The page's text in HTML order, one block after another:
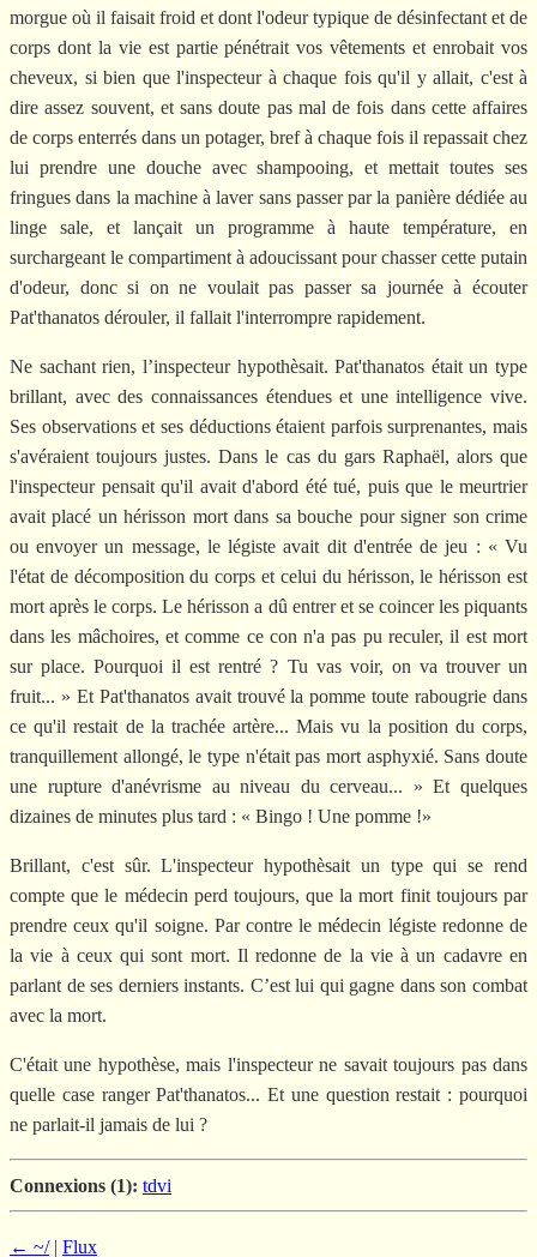
morgue où il faisait froid et dont l'odeur typique de désinfectant et de
corps dont la vie est partie pénétrait vos vêtements et enrobait vos
cheveux, si bien que l'inspecteur à chaque fois qu'il y allait, c'est à
dire assez souvent, et sans doute pas mal de fois dans cette affaires
de corps enterrés dans un potager, bref à chaque fois il repassait chez
lui prendre une douche avec shampooing, et mettait toutes ses
fringues dans la machine à laver sans passer par la panière dédiée au
linge sale, et lançait un programme à haute température, en
surchargeant le compartiment à adoucissant pour chasser cette putain
d'odeur, donc si on ne voulait pas passer sa journée à écouter
Pat'thanatos dérouler, il fallait l'interrompre rapidement.
Ne sachant rien, l’inspecteur hypothèsait. Pat'thanatos était un type
brillant, avec des connaissances étendues et une intelligence vive.
Ses observations et ses déductions étaient parfois surprenantes, mais
s'avéraient toujours justes. Dans le cas du gars Raphaël, alors que
l'inspecteur pensait qu'il avait d'abord été tué, puis que le meurtrier
avait placé un hérisson mort dans sa bouche pour signer son crime
ou envoyer un message, le légiste avait dit d'entrée de jeu : « Vu
l'état de décomposition du corps et celui du hérisson, le hérisson est
mort après le corps. Le hérisson a dû entrer et se coincer les piquants
dans les mâchoires, et comme ce con n'a pas pu reculer, il est mort
sur place. Pourquoi il est rentré ? Tu vas voir, on va trouver un
fruit... » Et Pat'thanatos avait trouvé la pomme toute rabougrie dans
ce qu'il restait de la trachée artère... Mais vu la position du corps,
tranquillement allongé, le type n'était pas mort asphyxié. Sans doute
une rupture d'anévrisme au niveau du cerveau... » Et quelques
dizaines de minutes plus tard : « Bingo ! Une pomme !»
Brillant, c'est sûr. L'inspecteur hypothèsait un type qui se rend
compte que le médecin perd toujours, que la mort finit toujours par
prendre ceux qu'il soigne. Par contre le médecin légiste redonne de
la vie à ceux qui sont mort. Il redonne de la vie à un cadavre en
parlant de ses derniers instants. C’est lui qui gagne dans son combat
avec la mort.
C'était une hypothèse, mais l'inspecteur ne savait toujours pas dans
quelle case ranger Pat'thanatos... Et une question restait : pourquoi
ne parlait-il jamais de lui ?
Connexions (1): tdvi
← ~/| Flux